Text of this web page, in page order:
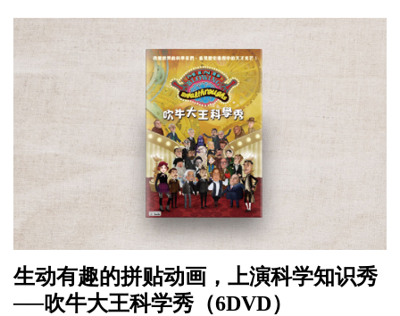
生动有趣的拼贴动画，上演科学知识秀
──吹牛大王科学秀（6DVD）